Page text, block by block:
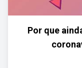
Por que